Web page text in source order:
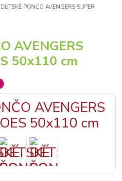
DĚTSKÉ PONČO AVENGERS SUPER
AVENGERS
50x110 cm